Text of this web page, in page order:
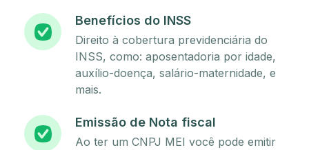
Benefícios do INSS
Direito à cobertura previdenciária do
INSS, como: aposentadoria por idade,
auxílio-doença, salário-maternidade, e
mais.
Emissão de Nota fiscal
Ao ter um CNPJ MEI você pode emitir